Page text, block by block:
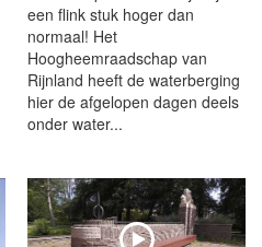
een flink stuk hoger dan
normaal! Het
Hoogheemraadschap van
Rijnland heeft de waterberging
hier de afgelopen dagen deels
onder water...